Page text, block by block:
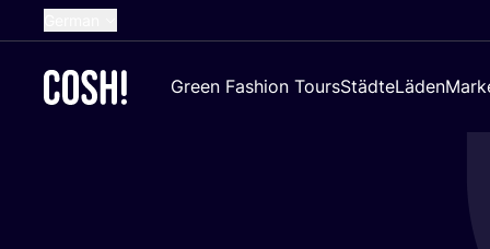
Dutch
Green Fashion ToursStädteLäden